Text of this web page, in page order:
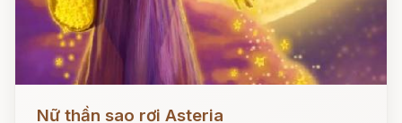
Nữ thần sao rơi Asteria